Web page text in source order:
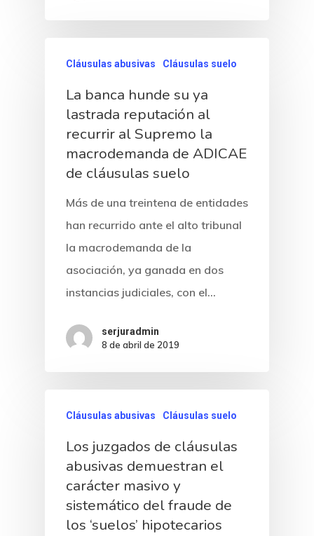
Cláusulas abusivas Cláusulas suelo
La banca hunde su ya
lastrada reputación al
recurrir al Supremo la
macrodemanda de ADICAE
de cláusulas suelo
Más de una treintena de entidades
han recurrido ante el alto tribunal
la macrodemanda de la
asociación, ya ganada en dos
instancias judiciales, con el…
serjuradmin
8 de abril de 2019
Cláusulas abusivas Cláusulas suelo
Los juzgados de cláusulas
abusivas demuestran el
carácter masivo y
sistemático del fraude de
los ‘suelos’ hipotecarios
Inicio
Noticias
Revista
Colabora
¿Quiénes